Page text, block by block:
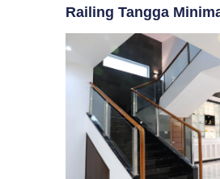
Railing Tangga